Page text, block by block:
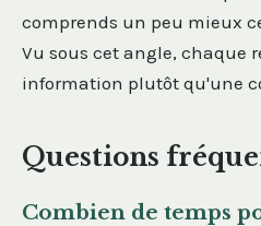
comprends un peu mieux
Vu sous cet angle, chaque
information plutôt qu'une
Questions
Combien de temps